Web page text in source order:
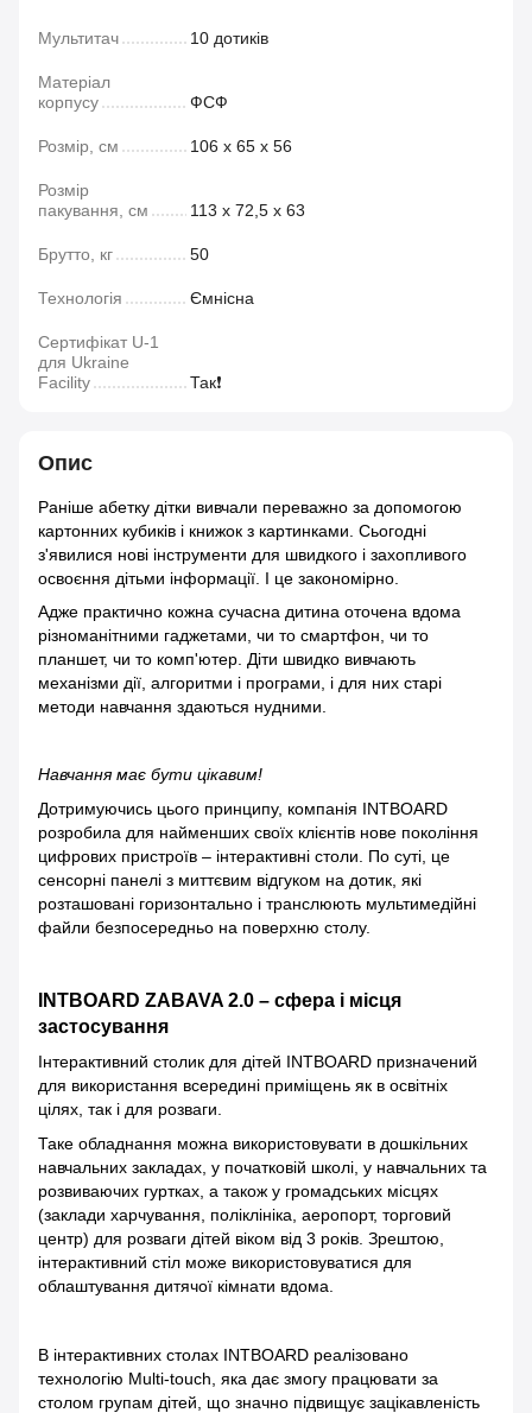
Мультитач 10 дотиків
Матеріал
корпусу
ФСФ
Розмір, см 106 х 65 х 56
Розмір
пакування, см
113 х 72,5 х 63
Брутто, кг 50
Технологія Ємнісна
Сертифікат U-1
для Ukraine
Facility
Так❗️
Опис
Раніше абетку дітки вивчали переважно за допомогою
картонних кубиків і книжок з картинками. Сьогодні
з'явилися нові інструменти для швидкого і захопливого
освоєння дітьми інформації. І це закономірно.
Адже практично кожна сучасна дитина оточена вдома
різноманітними гаджетами, чи то смартфон, чи то
планшет, чи то комп'ютер. Діти швидко вивчають
механізми дії, алгоритми і програми, і для них старі
методи навчання здаються нудними.
Навчання має бути цікавим!
Дотримуючись цього принципу, компанія INTBOARD
розробила для найменших своїх клієнтів нове покоління
цифрових пристроїв – інтерактивні столи. По суті, це
сенсорні панелі з миттєвим відгуком на дотик, які
розташовані горизонтально і транслюють мультимедійні
файли безпосередньо на поверхню столу.
INTBOARD ZABAVA 2.0 – сфера і місця
застосування
Інтерактивний столик для дітей INTBOARD призначений
для використання всередині приміщень як в освітніх
цілях, так і для розваги.
Таке обладнання можна використовувати в дошкільних
навчальних закладах, у початковій школі, у навчальних та
розвиваючих гуртках, а також у громадських місцях
(заклади харчування, поліклініка, аеропорт, торговий
центр) для розваги дітей віком від 3 років. Зрештою,
інтерактивний стіл може використовуватися для
облаштування дитячої кімнати вдома.
В інтерактивних столах INTBOARD реалізовано
технологію Multi-touch, яка дає змогу працювати за
столом групам дітей, що значно підвищує зацікавленість